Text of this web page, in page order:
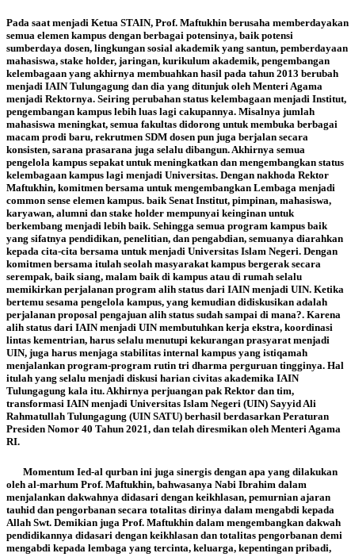
Pada saat menjadi Ketua STAIN, Prof. Maftukhin berusaha memberdayakan
semua elemen kampus dengan berbagai potensinya, baik potensi
sumberdaya dosen, lingkungan sosial akademik yang santun, pemberdayaan
mahasiswa, stake holder, jaringan, kurikulum akademik, pengembangan
kelembagaan yang akhirnya membuahkan hasil pada tahun 2013 berubah
menjadi IAIN Tulungagung dan dia yang ditunjuk oleh Menteri Agama
menjadi Rektornya. Seiring perubahan status kelembagaan menjadi Institut,
pengembangan kampus lebih luas lagi cakupannya. Misalnya jumlah
mahasiswa meningkat, semua fakultas didorong untuk membuka berbagai
macam prodi baru, rekrutmen SDM dosen pun juga berjalan secara
konsisten, sarana prasarana juga selalu dibangun. Akhirnya semua
pengelola kampus sepakat untuk meningkatkan dan mengembangkan status
kelembagaan kampus lagi menjadi Universitas. Dengan nakhoda Rektor
Maftukhin, komitmen bersama untuk mengembangkan Lembaga menjadi
common sense elemen kampus. baik Senat Institut, pimpinan, mahasiswa,
karyawan, alumni dan stake holder mempunyai keinginan untuk
berkembang menjadi lebih baik. Sehingga semua program kampus baik
yang sifatnya pendidikan, penelitian, dan pengabdian, semuanya diarahkan
kepada cita-cita bersama untuk menjadi Universitas Islam Negeri. Dengan
komitmen bersama itulah seolah masyarakat kampus bergerak secara
serempak, baik siang, malam baik di kampus atau di rumah selalu
memikirkan perjalanan program alih status dari IAIN menjadi UIN. Ketika
bertemu sesama pengelola kampus, yang kemudian didiskusikan adalah
perjalanan proposal pengajuan alih status sudah sampai di mana?. Karena
alih status dari IAIN menjadi UIN membutuhkan kerja ekstra, koordinasi
lintas kementrian, harus selalu menutupi kekurangan prasyarat menjadi
UIN, juga harus menjaga stabilitas internal kampus yang istiqamah
menjalankan program-program rutin tri dharma perguruan tingginya. Hal
itulah yang selalu menjadi diskusi harian civitas akademika IAIN
Tulungagung kala itu. Akhirnya perjuangan pak Rektor dan tim,
transformasi IAIN menjadi Universitas Islam Negeri (UIN) Sayyid Ali
Rahmatullah Tulungagung (UIN SATU) berhasil berdasarkan Peraturan
Presiden Nomor 40 Tahun 2021, dan telah diresmikan oleh Menteri Agama
RI.
Momentum Ied-al qurban ini juga sinergis dengan apa yang dilakukan
oleh al-marhum Prof. Maftukhin, bahwasanya Nabi Ibrahim dalam
menjalankan dakwahnya didasari dengan keikhlasan, pemurnian ajaran
tauhid dan pengorbanan secara totalitas dirinya dalam mengabdi kepada
Allah Swt. Demikian juga Prof. Maftukhin dalam mengembangkan dakwah
pendidikannya didasari dengan keikhlasan dan totalitas pengorbanan demi
mengabdi kepada lembaga yang tercinta, keluarga, kepentingan pribadi,